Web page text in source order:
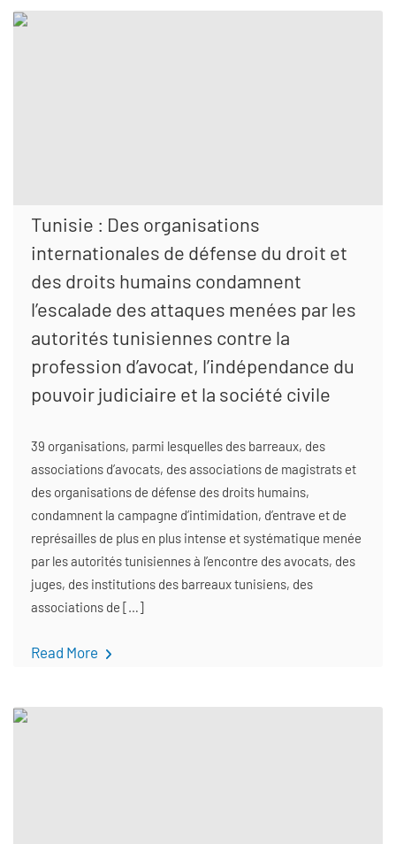
Tunisie : Des organisations
internationales de défense du droit et
des droits humains condamnent
l’escalade des attaques menées par les
autorités tunisiennes contre la
profession d’avocat, l’indépendance du
pouvoir judiciaire et la société civile
39 organisations, parmi lesquelles des barreaux, des
associations d’avocats, des associations de magistrats et
des organisations de défense des droits humains,
condamnent la campagne d’intimidation, d’entrave et de
représailles de plus en plus intense et systématique menée
par les autorités tunisiennes à l’encontre des avocats, des
juges, des institutions des barreaux tunisiens, des
associations de […]
Read More